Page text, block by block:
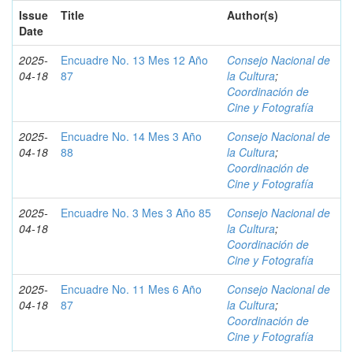
Issue
Date
Title Author(s)
2025-
04-18
Encuadre No. 13 Mes 12 Año
87
Consejo Nacional de
la Cultura;
Coordinación de
Cine y Fotografía
2025-
04-18
Encuadre No. 14 Mes 3 Año
88
Consejo Nacional de
la Cultura;
Coordinación de
Cine y Fotografía
2025-
04-18
Encuadre No. 3 Mes 3 Año 85
Consejo Nacional de
la Cultura;
Coordinación de
Cine y Fotografía
2025-
04-18
Encuadre No. 11 Mes 6 Año
87
Consejo Nacional de
la Cultura;
Coordinación de
Cine y Fotografía